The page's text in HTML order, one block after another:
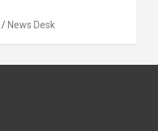
News Desk